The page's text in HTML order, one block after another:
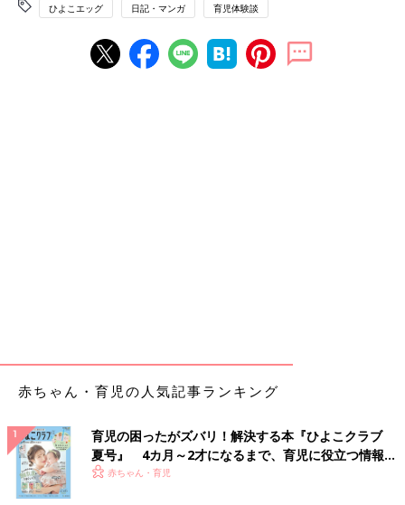
ひよこエッグ 日記・マンガ 育児体験談
赤ちゃん・育児の人気記事ランキング
育児の困ったがズバリ！解決する本『ひよこクラブ
夏号』 4カ月～2才になるまで、育児に役立つ情報が
いっぱい！
赤ちゃん・育児